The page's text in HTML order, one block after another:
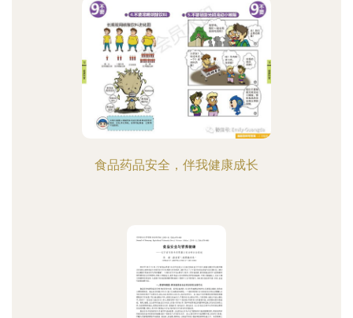
食品药品安全，伴我健康成长